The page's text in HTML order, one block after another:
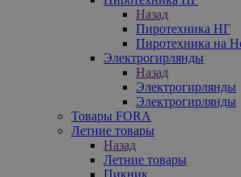
Назад
Пиротехника НГ
Пиротехника на
Электрогирлянды
Назад
Электрогирлянды
Электрогирлянды
Товары FORA
Летние товары
Назад
Летние товары
Пикник